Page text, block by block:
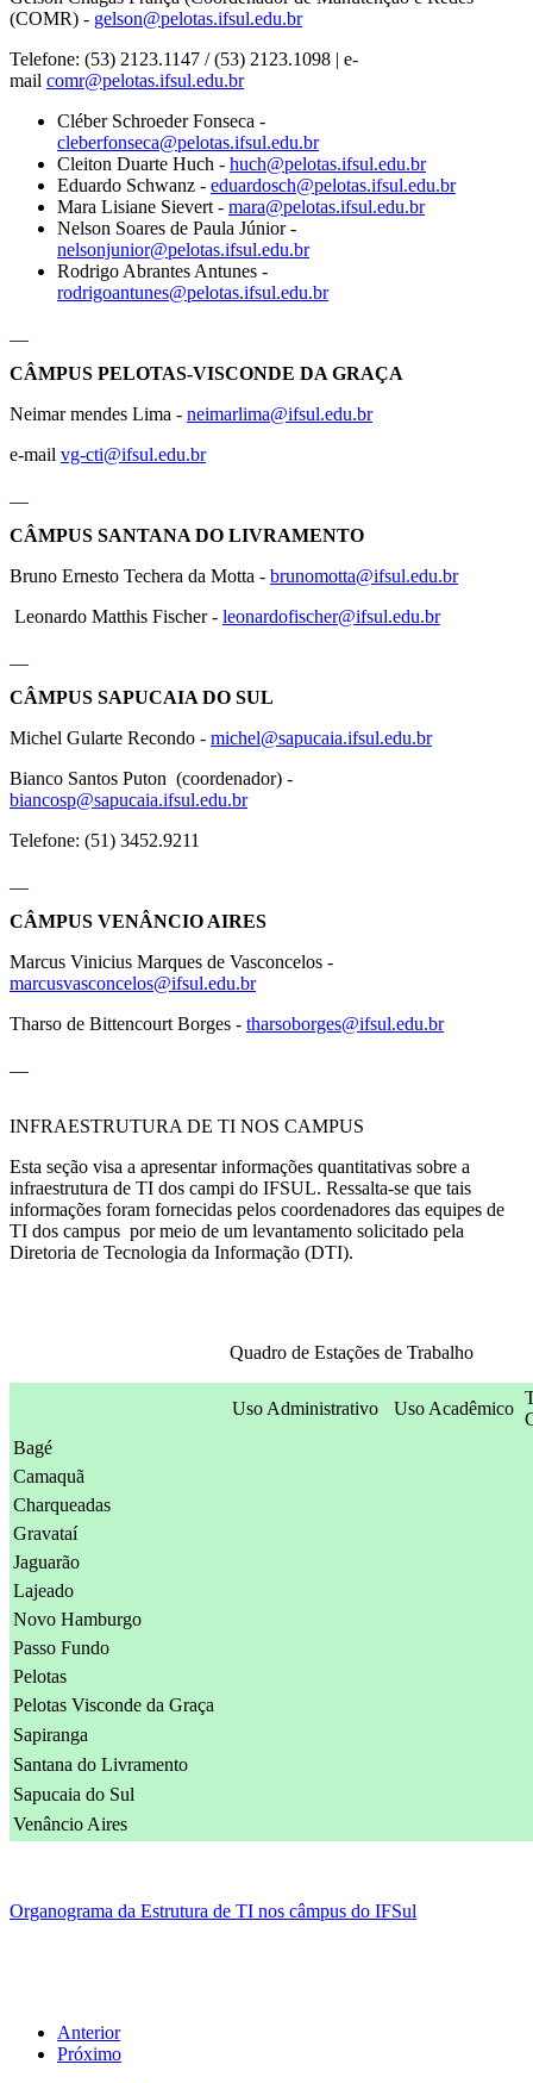
(COMR) - gelson@pelotas.ifsul.edu.br
Telefone: (53) 2123.1147 / (53) 2123.1098 | e-
mail comr@pelotas.ifsul.edu.br
Cléber Schroeder Fonseca -
cleberfonseca@pelotas.ifsul.edu.br
Cleiton Duarte Huch - huch@pelotas.ifsul.edu.br
Eduardo Schwanz - eduardosch@pelotas.ifsul.edu.br
Mara Lisiane Sievert - mara@pelotas.ifsul.edu.br
Nelson Soares de Paula Júnior -
nelsonjunior@pelotas.ifsul.edu.br
Rodrigo Abrantes Antunes -
rodrigoantunes@pelotas.ifsul.edu.br
CÂMPUS PELOTAS-VISCONDE DA GRAÇA
Neimar mendes Lima - neimarlima@ifsul.edu.br
e-mail vg-cti@ifsul.edu.br
CÂMPUS SANTANA DO LIVRAMENTO
Bruno Ernesto Techera da Motta - brunomotta@ifsul.edu.br
Leonardo Matthis Fischer - leonardofischer@ifsul.edu.br
CÂMPUS SAPUCAIA DO SUL
Michel Gularte Recondo - michel@sapucaia.ifsul.edu.br
Bianco Santos Puton (coordenador) -
biancosp@sapucaia.ifsul.edu.br
Telefone: (51) 3452.9211
CÂMPUS VENÂNCIO AIRES
Marcus Vinicius Marques de Vasconcelos -
marcusvasconcelos@ifsul.edu.br
Tharso de Bittencourt Borges - tharsoborges@ifsul.edu.br
INFRAESTRUTURA DE TI NOS CAMPUS
Esta seção visa a apresentar informações quantitativas sobre a
infraestrutura de TI dos campi do IFSUL. Ressalta-se que tais
informações foram fornecidas pelos coordenadores das equipes de
TI dos campus por meio de um levantamento solicitado pela
Diretoria de Tecnologia da Informação (DTI).
Quadro de Estações de Trabalho
Uso Administrativo Uso Acadêmico
Bagé
Camaquã
Charqueadas
Gravataí
Jaguarão
Lajeado
Novo Hamburgo
Passo Fundo
Pelotas
Pelotas Visconde da Graça
Sapiranga
Santana do Livramento
Sapucaia do Sul
Venâncio Aires
Organograma da Estrutura de TI nos câmpus do IFSul
Anterior
Próximo